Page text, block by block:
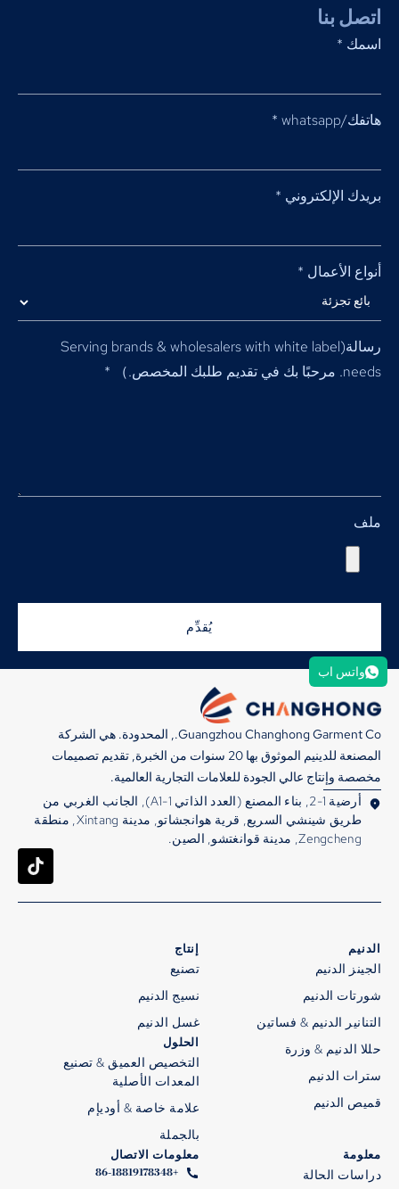
اتصل بنا
اسمك *
هاتفك/whatsapp *
بريدك الإلكتروني *
أنواع الأعمال *
رسالة(Serving brands & wholesalers with white label
needs. مرحبًا بك في تقديم طلبك المخصص.） *
ملف
يُقدِّم
Guangzhou Changhong Garment Co., المحدودة. هي الشركة
المصنعة للدينيم الموثوق بها 20 سنوات من الخبرة, تقديم تصميمات
مخصصة وإنتاج عالي الجودة للعلامات التجارية العالمية.
أرضية 1-2, بناء المصنع (العدد الذاتي A1-1), الجانب الغربي من
طريق شينشي السريع, قرية هوانجشاتو, مدينة Xintang, منطقة
Zengcheng, مدينة قوانغتشو, الصين.
الدنيم
الجينز الدنيم
شورتات الدنيم
التنانير الدنيم & فساتين
حللا الدنيم & وزرة
سترات الدنيم
قميص الدنيم
إنتاج
تصنيع
نسيج الدنيم
غسل الدنيم
الحلول
التخصيص العميق & تصنيع
المعدات الأصلية
علامة خاصة & أوديإم
بالجملة
معلومة
دراسات الحالة
معلومات الاتصال
+86-18819178348
واتس اب